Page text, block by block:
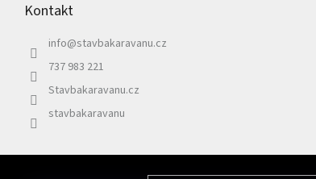
Kontakt
info@stavbakaravanu.cz
737 983 221
Stavbakaravanu.cz
stavbakaravanu